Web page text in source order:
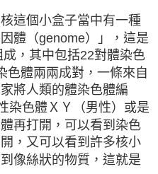
這個小盒子當中有一種
體（genome）」，這是
，其中包括22對體染色
色體兩兩成對，一條來自
將人類的體染色體編
染色體ＸＹ（男性）或是
再打開，可以看到染色
，又可以看到許多核小
像絲狀的物質，這就是